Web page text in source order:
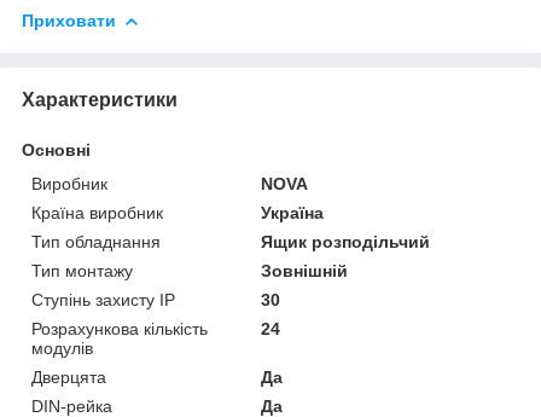
Приховати
Характеристики
Основні
Виробник
NOVA
Країна виробник
Україна
Тип обладнання
Ящик розподільчий
Тип монтажу
Зовнішній
Ступінь захисту IP
30
Розрахункова кількість
модулів
24
Дверцята
Да
DIN-рейка
Да